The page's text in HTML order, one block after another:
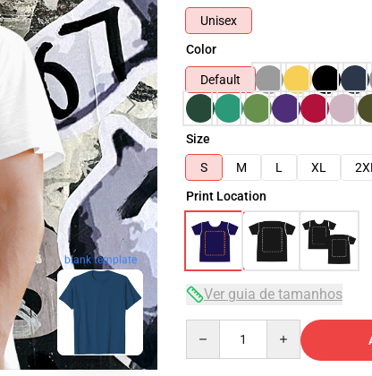
blank template
Unisex
Color
Default
Size
S
M L XL
Print Location
Ver guia de tamanhos